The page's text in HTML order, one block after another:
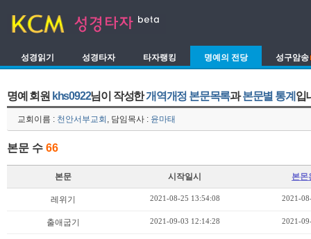
성경읽기 성경타자 타자랭킹 명예의 전당 성구암송
명예 회원 khs0922님이 작성한개역개정 본문목록과본문별 통계 입
교회이름 : 천안서부교회 , 담임목사 : 윤마태
본문 수 66
본문 시작일시 본몬
레위기 2021-08-25 13:54:08 2021-
출애굽기 2021-09-03 12:14:28 2021-